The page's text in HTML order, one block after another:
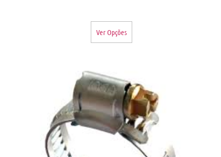
Ver Opções